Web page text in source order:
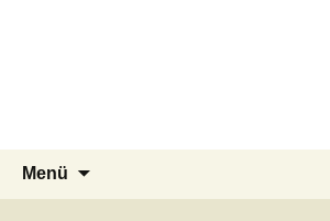
Tier Natur und
Siebengebirge e.V.
Tierschutzverein seit 1985 im
Orscheider Tierschutzhof
Menü